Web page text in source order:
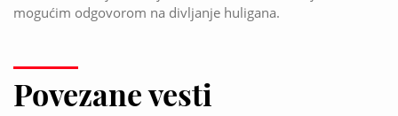
mogućim odgovorom na divljanje huligana.
Povezane vesti